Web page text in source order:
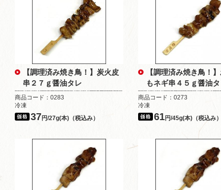
【調理済み焼き鳥！】炭火皮
串２７ｇ醤油タレ
商品コード：0283
冷凍
37円/27g(本)（税込み）
【調理済み焼き鳥！
もネギ串４５ｇ醤油
商品コード：0273
冷凍
61円/45g(本)（税込み